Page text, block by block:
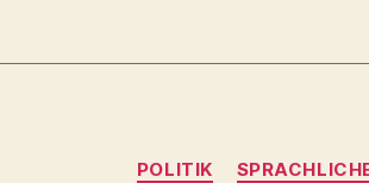
POLITIK